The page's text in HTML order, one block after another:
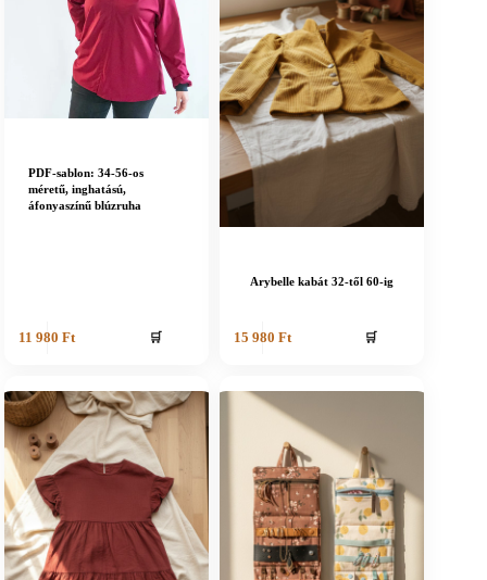
PDF-sablon: 34-56-os
méretű, inghatású,
áfonyaszínű blúzruha
11 980Ft 🛒
Arybelle kabát 32-től 60-ig
15 980 Ft 🛒